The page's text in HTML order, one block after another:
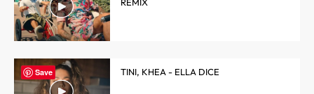
TINI, KHEA - ELLA DICE
Save